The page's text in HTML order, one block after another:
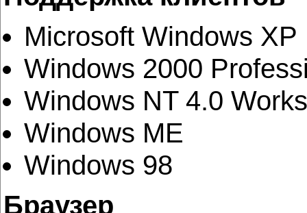
Microsoft Windows XP
Windows 2000
Windows NT 4.0
Windows ME
Windows 98
Браузер